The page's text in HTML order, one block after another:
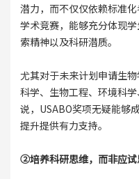
潜力，而不仅仅依赖标准
学术竞赛，能够充分体现
索精神以及科研潜质。
尤其对于未来计划申请生
科学、生物工程、环境科
说，USABO奖项无疑能够
提升提供有力支持。
②培养科研思维，而非应试